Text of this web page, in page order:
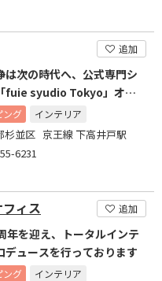
追加
は次の時代へ、公式専門シ
fuie syudio Tokyo」オー
ング インテリア
杉並区 京王線 下高井戸駅
6231
ィス 追加
年を迎え、トータルインテ
デュースを行っております
ング インテリア